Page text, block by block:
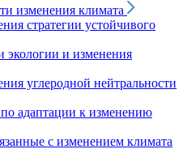
изменения климата
стратегии устойчивого
экологии и изменения
углеродной нейтральности
адаптации к изменению
с изменением климата